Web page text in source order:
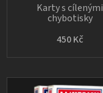
450 Kč
Karty s cílenými
chybotisky